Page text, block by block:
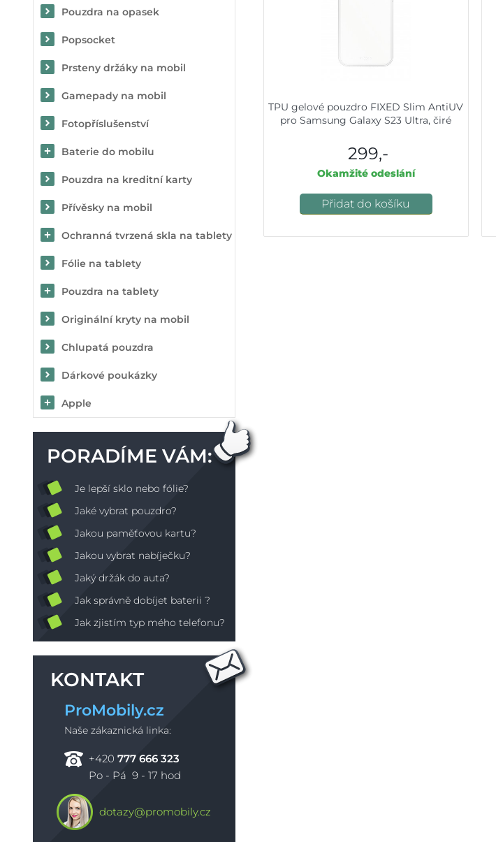
Pouzdra na opasek
Popsocket
Prsteny držáky na mobil
Gamepady na mobil
Fotopříslušenství
Baterie do mobilu
Pouzdra na kreditní karty
Přívěsky na mobil
Ochranná tvrzená skla na tablety
Fólie na tablety
Pouzdra na tablety
Originální kryty na mobil
Chlupatá pouzdra
Dárkové poukázky
Apple
PORADÍME VÁM:
Je lepší sklo nebo fólie?
Jaké vybrat pouzdro?
Jakou paměťovou kartu?
Jakou vybrat nabíječku?
Jaký držák do auta?
Jak správně dobíjet baterii ?
Jak zjistím typ mého telefonu?
KONTAKT
ProMobily.cz
Naše zákaznická linka:
+420 777 666 323
Po - Pá 9 - 17 hod
dotazy@promobily.cz
TPU gelové pouzdro FIXED Slim AntiUV
pro Samsung Galaxy S23 Ultra, čiré
299,-
Okamžité odeslání
Přidat do košíku